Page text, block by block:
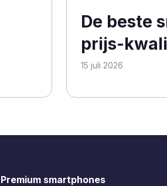
De beste
prijs-
15 juli 2026
Premium smartphones